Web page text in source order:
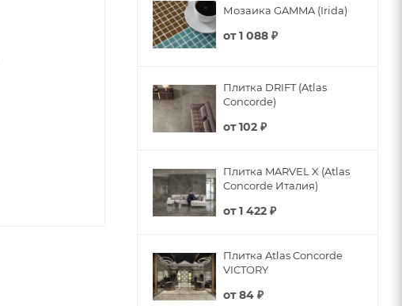
Мозаика GAMMA (Irida)
от1 088 ₽
Плитка DRIFT (Atlas
Concorde)
от102 ₽
Плитка MARVEL X (Atlas
Concorde Италия)
от1 422 ₽
Плитка Atlas Concorde
VICTORY
от84 ₽